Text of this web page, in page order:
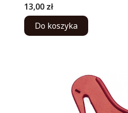
Cena
13,00 zł
Do koszyka